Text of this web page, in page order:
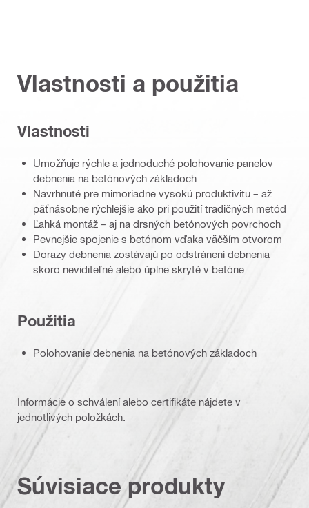
Vlastnosti a použitia
Vlastnosti
Umožňuje rýchle a jednoduché polohovanie panelov
debnenia na betónových základoch
Navrhnuté pre mimoriadne vysokú produktivitu – až
päťnásobne rýchlejšie ako pri použití tradičných metód
Ľahká montáž – aj na drsných betónových povrchoch
Pevnejšie spojenie s betónom vďaka väčším otvorom
Dorazy debnenia zostávajú po odstránení debnenia
skoro neviditeľné alebo úplne skryté v betóne
Použitia
Polohovanie debnenia na betónových základoch
Informácie o schválení alebo certifikáte nájdete v
jednotlivých položkách.
Súvisiace produkty